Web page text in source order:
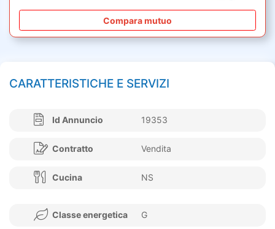
Compara mutuo
CARATTERISTICHE E SERVIZI
Id Annuncio 19353
Contratto Vendita
Cucina NS
Classe energetica G